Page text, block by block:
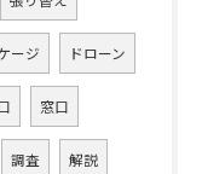
ージ ドローン
窓口
調査 解説